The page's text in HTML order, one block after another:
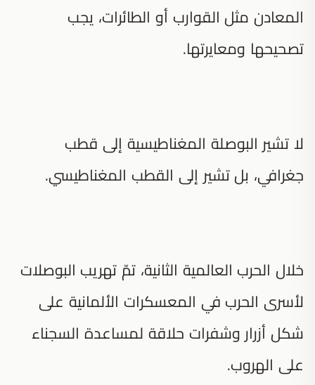
المعادن مثل القوارب أو الطائرات، يجب
تصحيحها ومعايرتها.
لا تشير البوصلة المغناطيسية إلى قطب
جغرافي، بل تشير إلى القطب المغناطيسي.
خلال الحرب العالمية الثانية، تمّ تهريب البوصلات
لأسرى الحرب في المعسكرات الألمانية على
شكل أزرار وشفرات حلاقة لمساعدة السجناء
على الهروب.